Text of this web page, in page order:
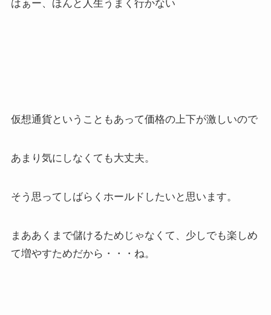
はぁー、ほんと人生うまく行かない
仮想通貨ということもあって価格の上下が激しいので
あまり気にしなくても大丈夫。
そう思ってしばらくホールドしたいと思います。
まああくまで儲けるためじゃなくて、少しでも楽しめ
て増やすためだから・・・ね。